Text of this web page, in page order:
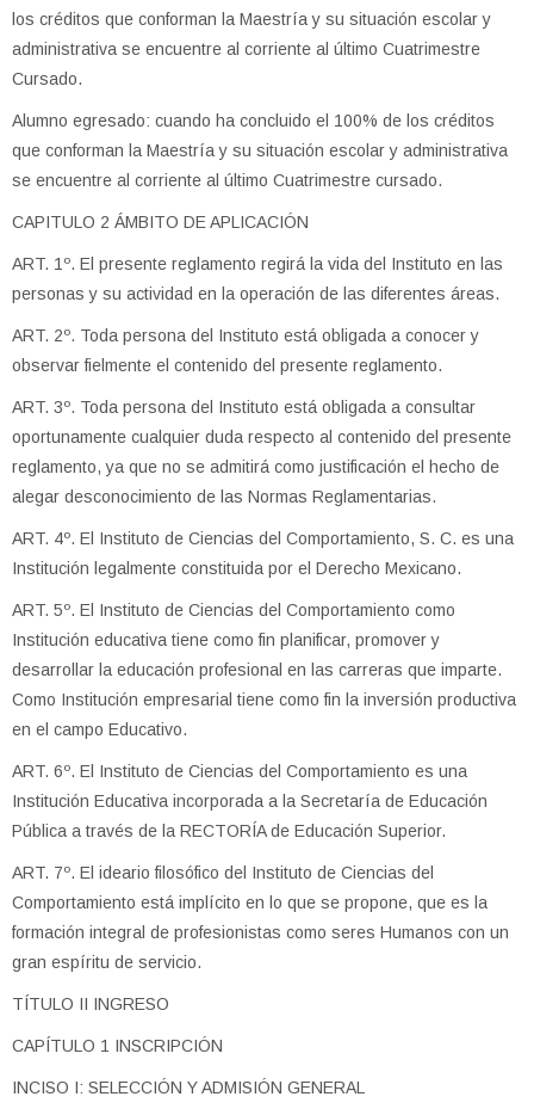
los créditos que conforman la Maestría y su situación escolar y
administrativa se encuentre al corriente al último Cuatrimestre
Cursado.
Alumno egresado: cuando ha concluido el 100% de los créditos
que conforman la Maestría y su situación escolar y administrativa
se encuentre al corriente al último Cuatrimestre cursado.
CAPITULO 2 ÁMBITO DE APLICACIÓN
ART. 1º. El presente reglamento regirá la vida del Instituto en las
personas y su actividad en la operación de las diferentes áreas.
ART. 2º. Toda persona del Instituto está obligada a conocer y
observar fielmente el contenido del presente reglamento.
ART. 3º. Toda persona del Instituto está obligada a consultar
oportunamente cualquier duda respecto al contenido del presente
reglamento, ya que no se admitirá como justificación el hecho de
alegar desconocimiento de las Normas Reglamentarias.
ART. 4º. El Instituto de Ciencias del Comportamiento, S. C. es una
Institución legalmente constituida por el Derecho Mexicano.
ART. 5º. El Instituto de Ciencias del Comportamiento como
Institución educativa tiene como fin planificar, promover y
desarrollar la educación profesional en las carreras que imparte.
Como Institución empresarial tiene como fin la inversión productiva
en el campo Educativo.
ART. 6º. El Instituto de Ciencias del Comportamiento es una
Institución Educativa incorporada a la Secretaría de Educación
Pública a través de la RECTORÍA de Educación Superior.
ART. 7º. El ideario filosófico del Instituto de Ciencias del
Comportamiento está implícito en lo que se propone, que es la
formación integral de profesionistas como seres Humanos con un
gran espíritu de servicio.
TÍTULO II INGRESO
CAPÍTULO 1 INSCRIPCIÓN
INCISO I: SELECCIÓN Y ADMISIÓN GENERAL